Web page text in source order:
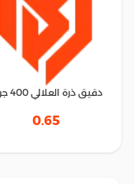
دقيق ذرة العلالي 400 جرام
0.65